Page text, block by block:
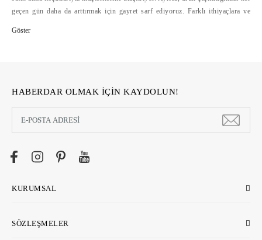
geçen gün daha da arttırmak için gayret sarf ediyoruz. Farklı ithiyaçlara ve
HABERDAR OLMAK İÇİN KAYDOLUN!
KURUMSAL
SÖZLEŞMELER